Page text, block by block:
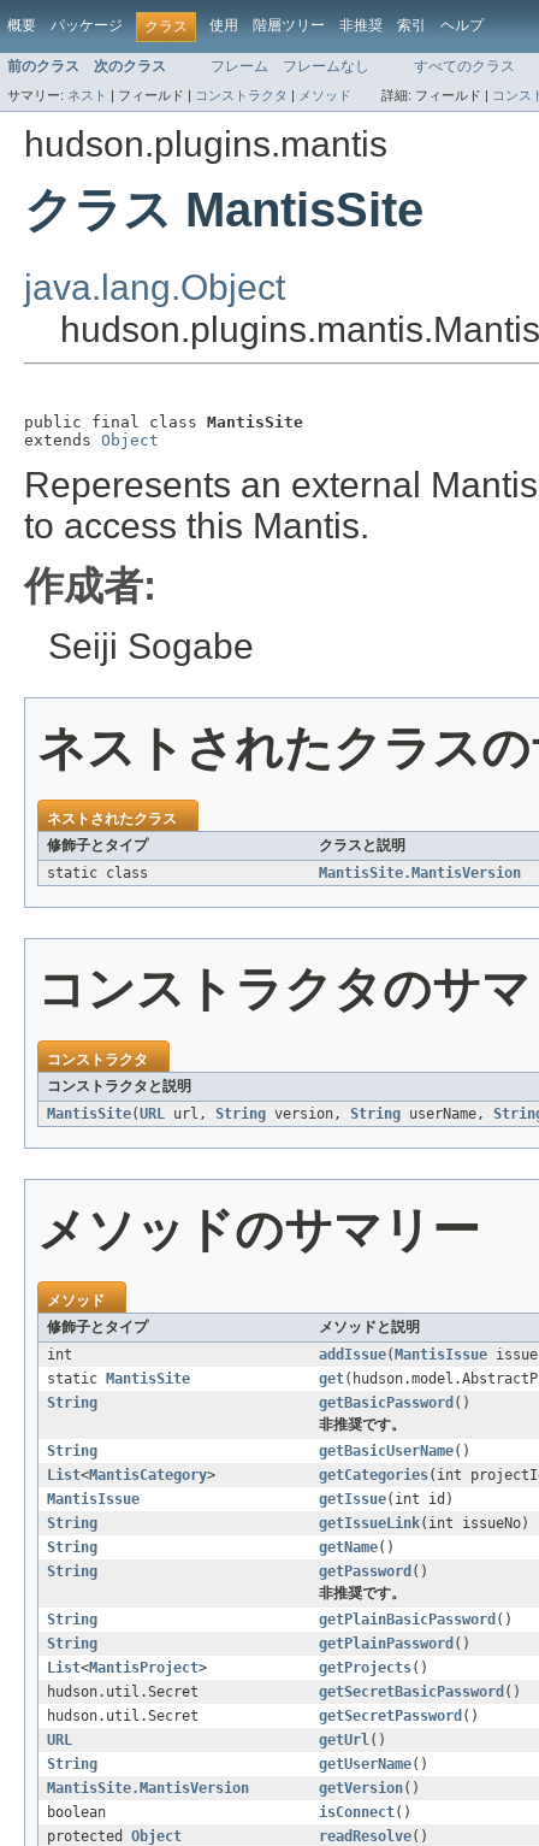
概要 パッケージ クラス 使用 階層ツリー 非推奨 索引 ヘルプ
前のクラス 次のクラス フレーム フレームなし すべてのクラス
サマリー: ネスト | フィールド | コンストラクタ | メソッド 詳細: フィールド | コンス
hudson.plugins.mantis
クラス MantisSite
java.lang.Object
public final class MantisSite
extends Object
Reperesents an external
to access this Mantis.
作成者:
Seiji Sogabe
ネストされたクラス
ネストされたクラス
修飾子とタイプ
クラスと説明
static class
MantisSite.MantisVersion
コンストラクタのサ
コンストラクタ
コンストラクタと説明
MantisSite(URL url, String version, String userName,
メソッドのサマリー
メソッド
修飾子とタイプ
メソッドと説明
int
addIssue( MantisIssue
static
MantisSite get
String
getBasicPassword ()
非推奨です。
String
getBasicUserName()
List<MantisCategory> getCategories(int
MantisIssue
getIssue(int id)
String
getIssueLink(int issueNo)
String
getName()
String
getPassword ()
非推奨です。
String
getPlainBasicPassword ()
String
getPlainPassword ()
List<MantisProject> getProjects()
hudson.util.Secret
getSecretBasicPassword ()
hudson.util.Secret
getSecretPassword ()
URL
getUrl()
String
getUserName()
MantisSite.MantisVersion
getVersion()
boolean
isConnect()
protected Object readResolve()